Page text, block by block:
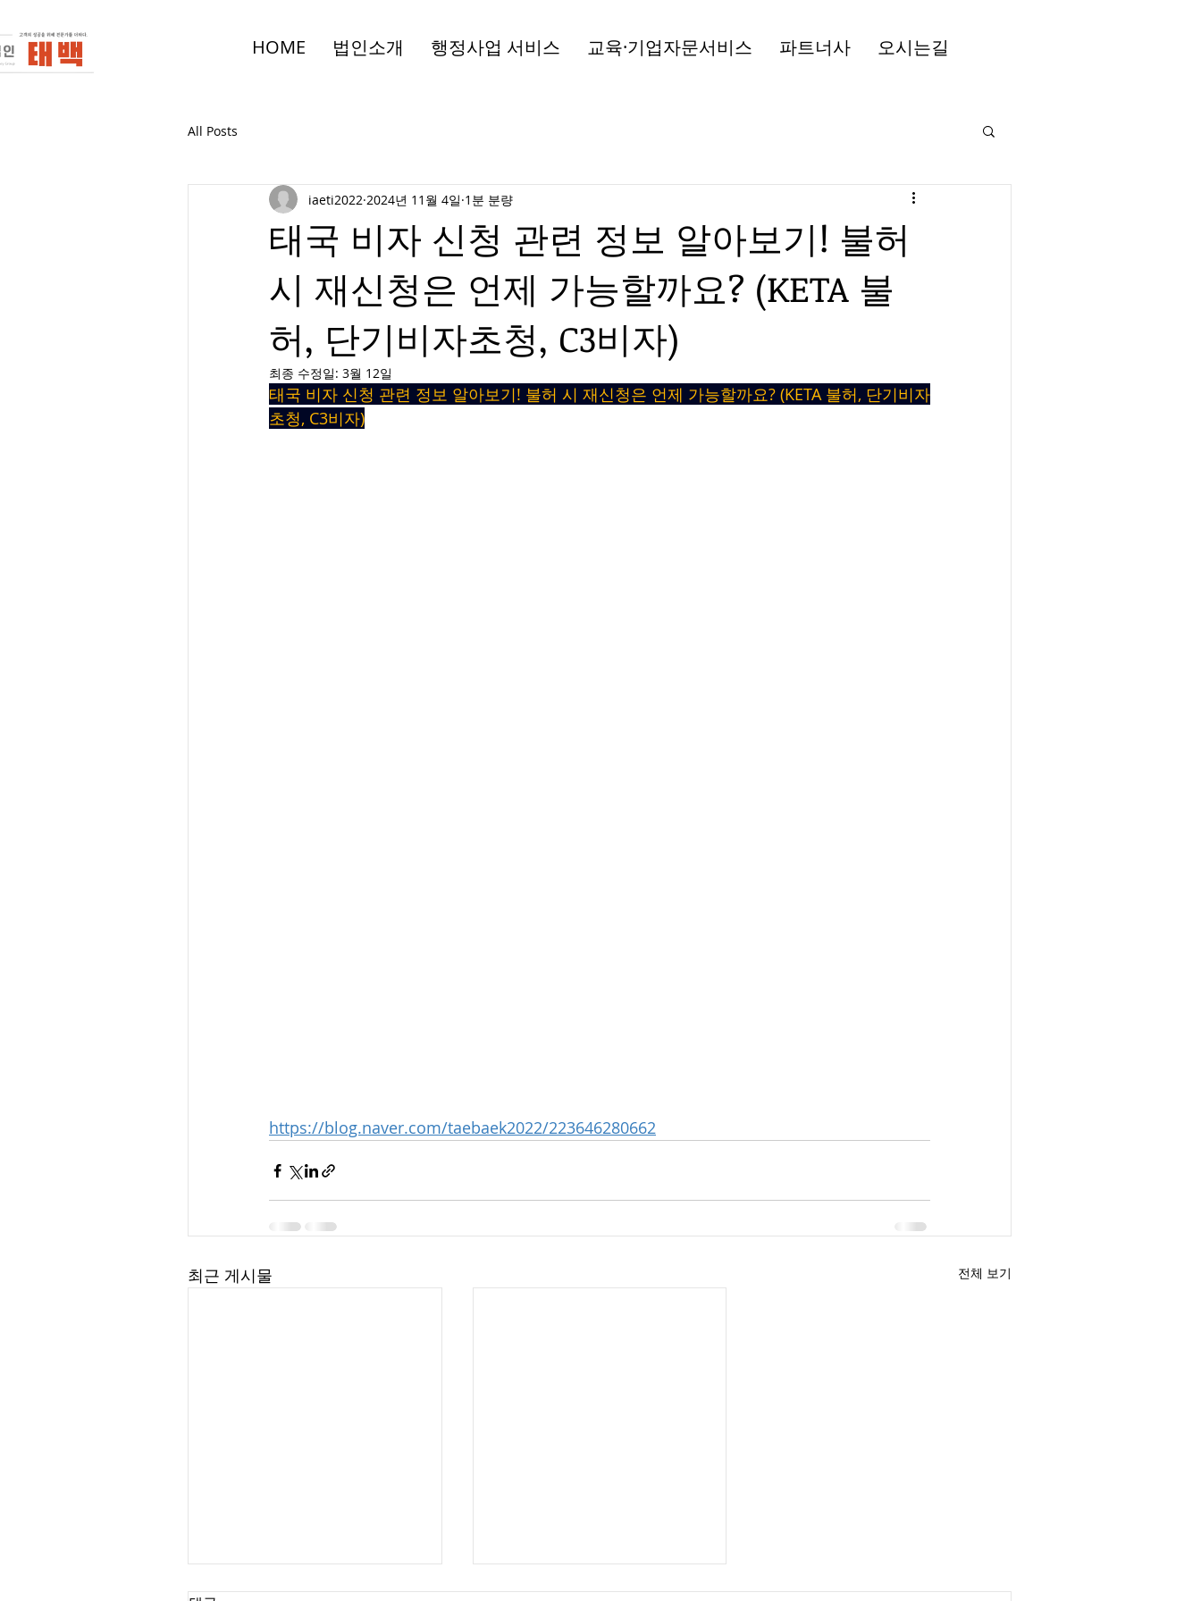
HOME 법인소개 행정사업 서비스 교육·기업자문서비스 파트너사 오시는길
All Posts
태국 비자 신청 관련 정보 알아보기! 불허
시 재신청은 언제 가능할까요? (KETA 불
허, 단기비자초청, C3비자)
iaeti2022 2024년 11월 4일 1분 분량
최종 수정일: 3월 12일
태국 비자 신청 관련 정보 알아보기! 불허 시 재신청은 언제 가능할까요? (KETA 불허, 단기비자
초청, C3비자)
https://blog.naver.com/taebaek2022/223646280662
최근 게시물 전체 보기